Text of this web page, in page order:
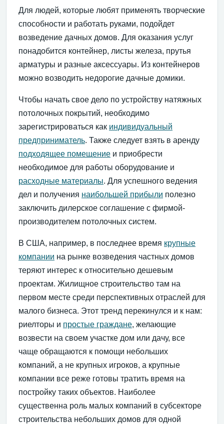
Для людей, которые любят применять творческие
способности и работать руками, подойдет
возведение дачных домов. Для оказания услуг
понадобится контейнер, листы железа, прутья
арматуры и разные аксессуары. Из контейнеров
можно возводить недорогие дачные домики.
Чтобы начать свое дело по устройству натяжных
потолочных покрытий, необходимо
зарегистрироваться как индивидуальный
предприниматель. Также следует взять в аренду
подходящее помещение и приобрести
необходимое для работы оборудование и
расходные материалы. Для успешного ведения
дел и получения наибольшей прибыли полезно
заключить дилерское соглашение с фирмой-
производителем потолочных систем.
В США, например, в последнее время крупные
компании на рынке возведения частных домов
теряют интерес к относительно дешевым
проектам. Жилищное строительство там на
первом месте среди перспективных отраслей для
малого бизнеса. Этот тренд перекинулся и к нам:
риелторы и простые граждане, желающие
возвести на своем участке дом или дачу, все
чаще обращаются к помощи небольших
компаний, а не крупных игроков, а крупные
компании все реже готовы тратить время на
постройку таких объектов. Наиболее
существенна роль малых компаний в субсекторе
строительства небольших домов для одной